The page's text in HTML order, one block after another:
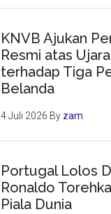
KNVB Ajukan
Resmi atas
terhadap Tiga
Belanda
4 Juli 2026 By zam
Portugal Lolos
Ronaldo
Piala Dunia